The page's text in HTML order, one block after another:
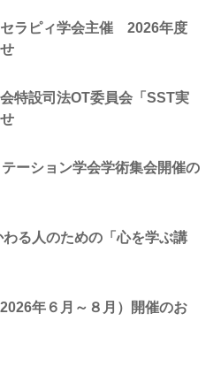
ラピィ学会主催 2026年度
特設司法OT委員会「SST実
ーション学会学術集会開催の
る人のための「心を学ぶ講
年６月～８月）開催のお